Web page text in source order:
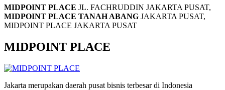
MIDPOINT PLACE JL. FACHRUDDIN JAKARTA PUSAT,
MIDPOINT PLACE TANAH ABANG JAKARTA PUSAT,
MIDPOINT PLACE JAKARTA PUSAT
MIDPOINT PLACE
Jakarta merupakan daerah pusat bisnis terbesar di Indonesia